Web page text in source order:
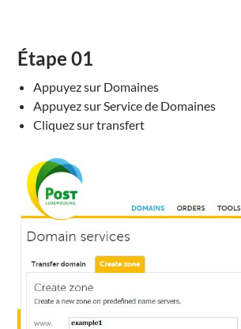
Étape 01
Appuyez sur Domaines
Appuyez sur Service de Domaines
Cliquez sur transfert